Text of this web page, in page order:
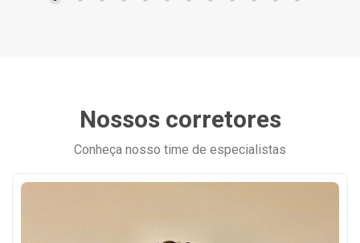
Nossos corretores
Conheça nosso time de especialistas